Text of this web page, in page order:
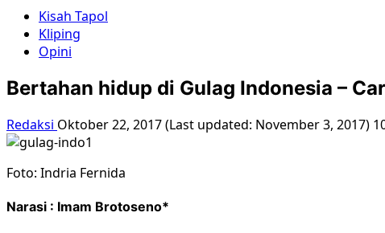
Kisah Tapol
Kliping
Opini
Bertahan hidup di Gulag Indonesia –
Redaksi Oktober 22, 2017 (Last updated: November 3, 2017)
Foto: Indria Fernida
Narasi : Imam Brotoseno*